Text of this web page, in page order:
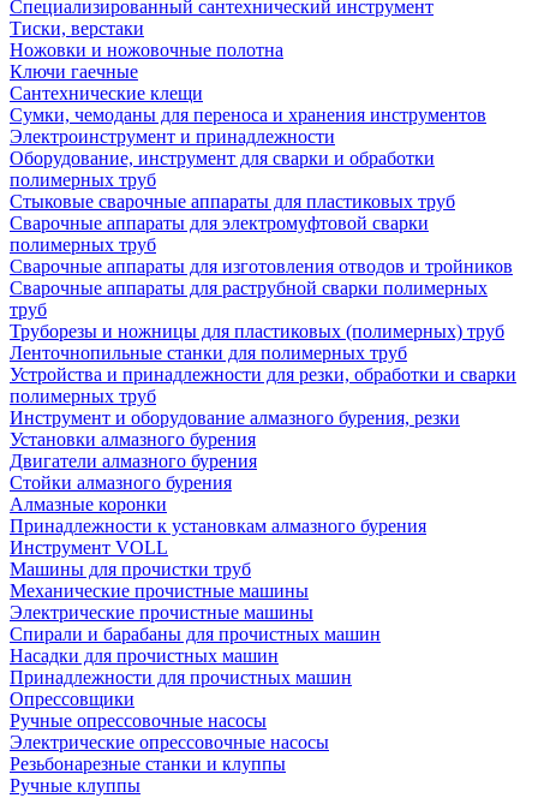
Специализированный сантехнический инструмент
Тиски, верстаки
Ножовки и ножовочные полотна
Ключи гаечные
Сантехнические клещи
Сумки, чемоданы для переноса и хранения инструментов
Электроинструмент и принадлежности
Оборудование, инструмент для сварки и обработки
полимерных труб
Стыковые сварочные аппараты для пластиковых труб
Сварочные аппараты для электромуфтовой сварки
полимерных труб
Сварочные аппараты для изготовления отводов и тройников
Сварочные аппараты для раструбной сварки полимерных
труб
Труборезы и ножницы для пластиковых (полимерных) труб
Ленточнопильные станки для полимерных труб
Устройства и принадлежности для резки, обработки и сварки
полимерных труб
Инструмент и оборудование алмазного бурения, резки
Установки алмазного бурения
Двигатели алмазного бурения
Стойки алмазного бурения
Алмазные коронки
Принадлежности к установкам алмазного бурения
Инструмент VOLL
Машины для прочистки труб
Механические прочистные машины
Электрические прочистные машины
Спирали и барабаны для прочистных машин
Насадки для прочистных машин
Принадлежности для прочистных машин
Опрессовщики
Ручные опрессовочные насосы
Электрические опрессовочные насосы
Резьбонарезные станки и клуппы
Ручные клуппы